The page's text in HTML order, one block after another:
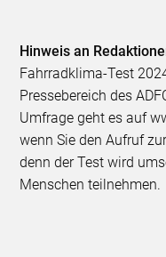
Hinweis an
Fahrradklima-Test
Pressebereich des
Umfrage geht es auf
wenn Sie den Aufruf
denn der Test wird
Menschen teilnehmen.